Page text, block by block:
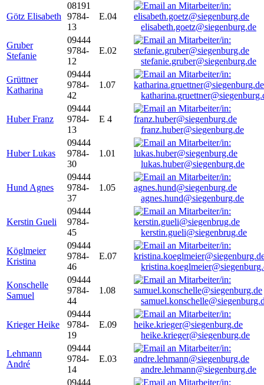
Götz Elisabeth
08191
9784-
13
E.04
elisabeth.goetz@siegenburg.de
Gruber
Stefanie
09444
9784-
12
E.02
stefanie.gruber@siegenburg.de
Grüttner
Katharina
09444
9784-
42
1.07
Huber Franz
09444
9784-
13
E 4
franz.huber@siegenburg.de
Huber Lukas
09444
9784-
30
1.01
lukas.huber@siegenburg.de
Hund Agnes
09444
9784-
37
1.05
agnes.hund@siegenburg.de
Kerstin Gueli
09444
9784-
45
kerstin.gueli@siegenbrug.de
Köglmeier
Kristina
09444
9784-
46
E.07
Konschelle
Samuel
09444
9784-
44
1.08
Krieger Heike
09444
9784-
19
E.09
heike.krieger@siegenburg.de
Lehmann
André
09444
9784-
14
E.03
andre.lehmann@siegenburg.de
09444